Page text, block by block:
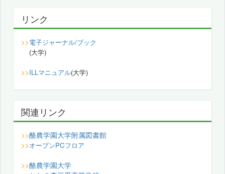
リンク
>>電子ジャーナル/ブック
(大学)
>>ILLマニュアル(大学)
関連リンク
>>酪農学園大学附属図書館
>>オープンPCフロア
>>酪農学園大学